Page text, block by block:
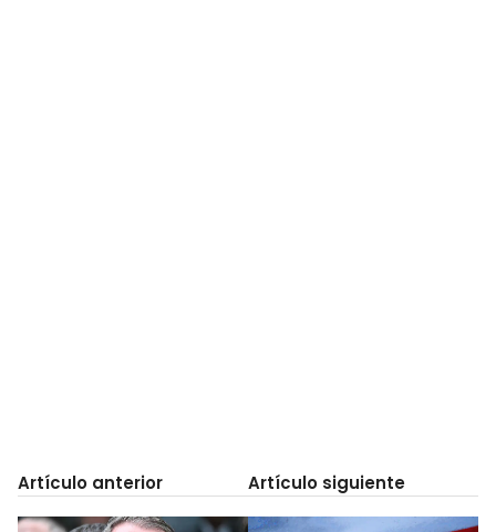
Artículo anterior Artículo siguiente